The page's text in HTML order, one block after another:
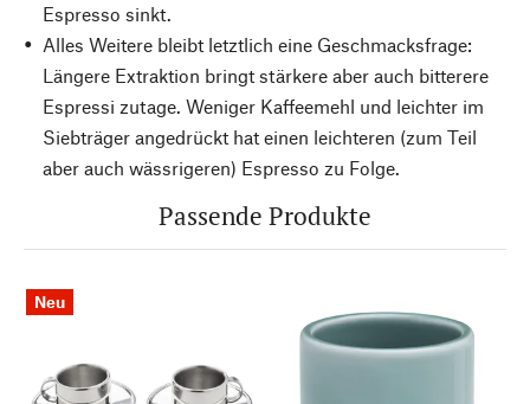
Espresso sinkt.
Alles Weitere bleibt letztlich eine Geschmacksfrage:
Längere Extraktion bringt stärkere aber auch bitterere
Espressi zutage. Weniger Kaffeemehl und leichter im
Siebträger angedrückt hat einen leichteren (zum Teil
aber auch wässrigeren) Espresso zu Folge.
Passende Produkte
Neu